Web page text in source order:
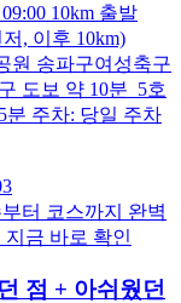
10km 출발
, 이후 10km)
원 송파구여성축구
도보 약 10분 5호
분 주차: 당일 주차
점 + 아쉬웠던